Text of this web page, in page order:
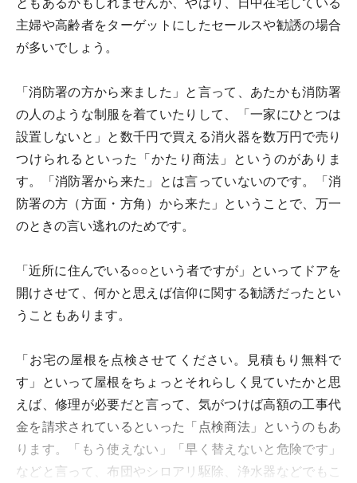
主婦や高齢者をターゲットにしたセールスや勧誘の場合
が多いでしょう。
「消防署の方から来ました」と言って、あたかも消防署
の人のような制服を着ていたりして、「一家にひとつは
設置しないと」と数千円で買える消火器を数万円で売り
つけられるといった「かたり商法」というのがありま
す。「消防署から来た」とは言っていないのです。「消
防署の方（方面・方角）から来た」ということで、万一
のときの言い逃れのためです。
「近所に住んでいる○○という者ですが」といってドアを
開けさせて、何かと思えば信仰に関する勧誘だったとい
うこともあります。
「お宅の屋根を点検させてください。見積もり無料で
す」といって屋根をちょっとそれらしく見ていたかと思
えば、修理が必要だと言って、気がつけば高額の工事代
金を請求されているといった「点検商法」というのもあ
ります。「もう使えない」「早く替えないと危険です」
などと言って、布団やシロアリ駆除、浄水器などでもこ